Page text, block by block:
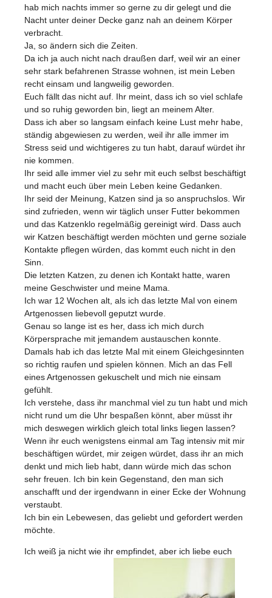
hab mich nachts immer so gerne zu dir gelegt und die
Nacht unter deiner Decke ganz nah an deinem Körper
verbracht.
Ja, so ändern sich die Zeiten.
Da ich ja auch nicht nach draußen darf, weil wir an einer
sehr stark befahrenen Strasse wohnen, ist mein Leben
recht einsam und langweilig geworden.
Euch fällt das nicht auf. Ihr meint, dass ich so viel schlafe
und so ruhig geworden bin, liegt an meinem Alter.
Dass ich aber so langsam einfach keine Lust mehr habe,
ständig abgewiesen zu werden, weil ihr alle immer im
Stress seid und wichtigeres zu tun habt, darauf würdet ihr
nie kommen.
Ihr seid alle immer viel zu sehr mit euch selbst beschäftigt
und macht euch über mein Leben keine Gedanken.
Ihr seid der Meinung, Katzen sind ja so anspruchslos. Wir
sind zufrieden, wenn wir täglich unser Futter bekommen
und das Katzenklo regelmäßig gereinigt wird. Dass auch
wir Katzen beschäftigt werden möchten und gerne soziale
Kontakte pflegen würden, das kommt euch nicht in den
Sinn.
Die letzten Katzen, zu denen ich Kontakt hatte, waren
meine Geschwister und meine Mama.
Ich war 12 Wochen alt, als ich das letzte Mal von einem
Artgenossen liebevoll geputzt wurde.
Genau so lange ist es her, dass ich mich durch
Körpersprache mit jemandem austauschen konnte.
Damals hab ich das letzte Mal mit einem Gleichgesinnten
so richtig raufen und spielen können. Mich an das Fell
eines Artgenossen gekuschelt und mich nie einsam
gefühlt.
Ich verstehe, dass ihr manchmal viel zu tun habt und mich
nicht rund um die Uhr bespaßen könnt, aber müsst ihr
mich deswegen wirklich gleich total links liegen lassen?
Wenn ihr euch wenigstens einmal am Tag intensiv mit mir
beschäftigen würdet, mir zeigen würdet, dass ihr an mich
denkt und mich lieb habt, dann würde mich das schon
sehr freuen. Ich bin kein Gegenstand, den man sich
anschafft und der irgendwann in einer Ecke der Wohnung
verstaubt.
Ich bin ein Lebewesen, das geliebt und gefordert werden
möchte.
Ich weiß ja nicht wie ihr empfindet, aber ich liebe euch